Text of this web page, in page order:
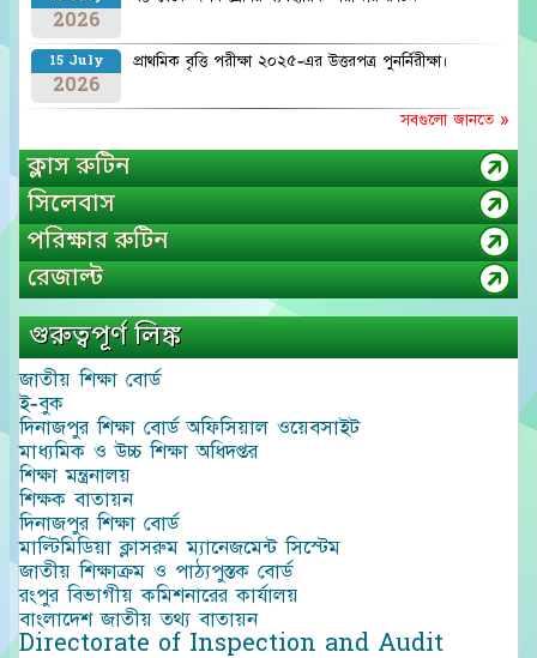
2026
15 July
2026
প্রাথমিক বৃত্তি পরীক্ষা ২০২৫-এর উত্তরপত্র পুনর্নিরীক্ষা।
সবগুলো জানতে »
ক্লাস রুটিন
সিলেবাস
পরিক্ষার রুটিন
রেজাল্ট
গুরুত্বপূর্ণ লিঙ্ক
জাতীয় শিক্ষা বোর্ড
ই-বুক
দিনাজপুর শিক্ষা বোর্ড অফিসিয়াল ওয়েবসাইট
মাধ্যমিক ও উচ্চ শিক্ষা অধিদপ্তর
শিক্ষা মন্ত্রনালয়
শিক্ষক বাতায়ন
দিনাজপুর শিক্ষা বোর্ড
মাল্টিমিডিয়া ক্লাসরুম ম্যানেজমেন্ট সিস্টেম
জাতীয় শিক্ষাক্রম ও পাঠ্যপুস্তক বোর্ড
রংপুর বিভাগীয় কমিশনারের কার্যালয়
বাংলাদেশ জাতীয় তথ্য বাতায়ন
Directorate of Inspection and Audit